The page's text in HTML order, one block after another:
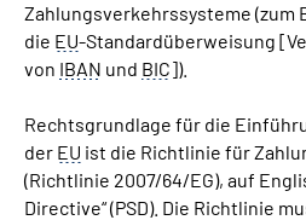
Zahlungsverkehrssysteme (zum
die EU-Standardüberweisung
von IBAN und BIC]).
Rechtsgrundlage für die
der EU ist die Richtlinie für
(Richtlinie 2007/64/EG), auf
Directive“ (PSD). Die Richtlinie